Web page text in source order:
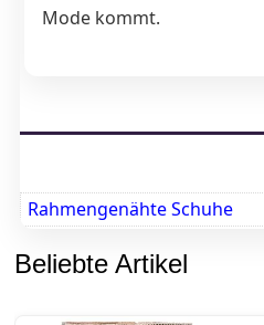
Mode kommt.
Rahmengenähte Schuhe
Beliebte Artikel